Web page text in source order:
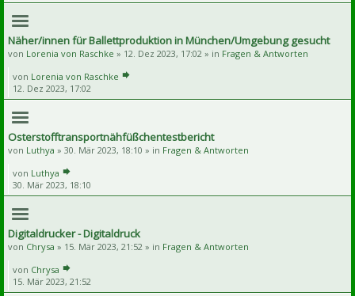
Näher/innen für Ballettproduktion in München/Umgebung gesucht
von Lorenia von Raschke » 12. Dez 2023, 17:02 » in Fragen & Antworten
von Lorenia von Raschke
12. Dez 2023, 17:02
Osterstofftransportnähfüßchentestbericht
von Luthya » 30. Mär 2023, 18:10 » in Fragen & Antworten
von Luthya
30. Mär 2023, 18:10
Digitaldrucker - Digitaldruck
von Chrysa » 15. Mär 2023, 21:52 » in Fragen & Antworten
von Chrysa
15. Mär 2023, 21:52